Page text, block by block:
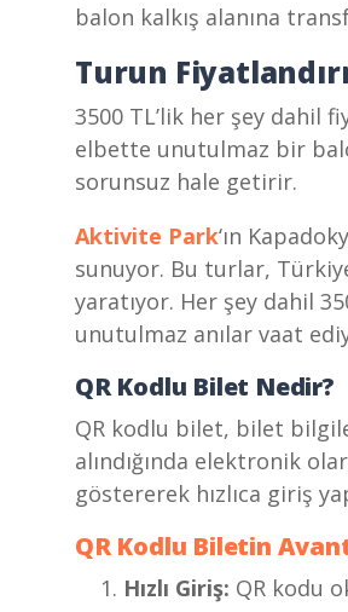
balon kalkış alanına
Turun
3500 TL’lik her şey dahil
elbette unutulmaz bir
sorunsuz hale getirir.
Aktivite Park‘ın
sunuyor. Bu turlar,
yaratıyor. Her şey dahil
unutulmaz anılar vaat
QR Kodlu Bilet Nedir?
QR kodlu bilet, bilet
alındığında elektronik
göstererek hızlıca giriş
QR Kodlu Biletin
Hızlı Giriş: QR kodu